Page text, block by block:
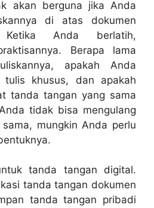
akan berguna jika Anda
di atas dokumen
Anda berlatih,
Berapa lama
apakah Anda
tulis khusus, dan apakah
tanda tangan yang sama
tidak bisa mengulang
mungkin Anda perlu
tanda tangan digital.
tanda tangan dokumen
tanda tangan pribadi